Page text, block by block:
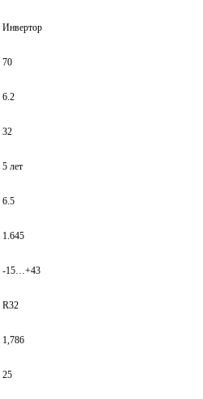
Инвертор
70
6.2
32
5 лет
6.5
1.645
-15…+43
R32
1,786
25